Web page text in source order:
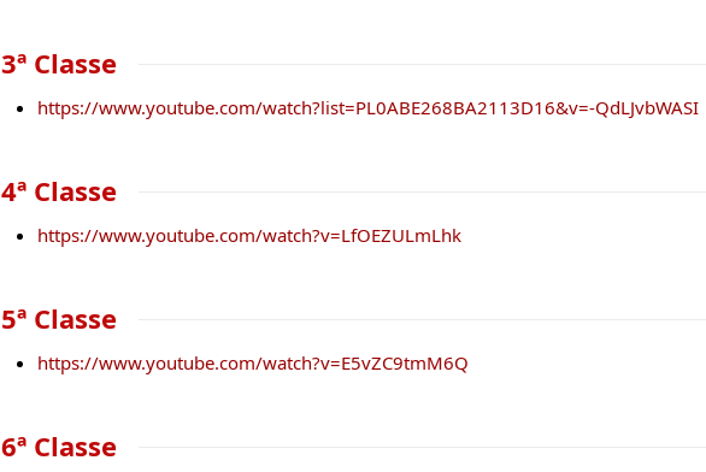
3ª Classe
https://www.youtube.com/watch?list=PL0ABE268BA2113D16&v=-QdLJvbWASI
4ª Classe
https://www.youtube.com/watch?v=LfOEZULmLhk
5ª Classe
https://www.youtube.com/watch?v=E5vZC9tmM6Q
6ª Classe